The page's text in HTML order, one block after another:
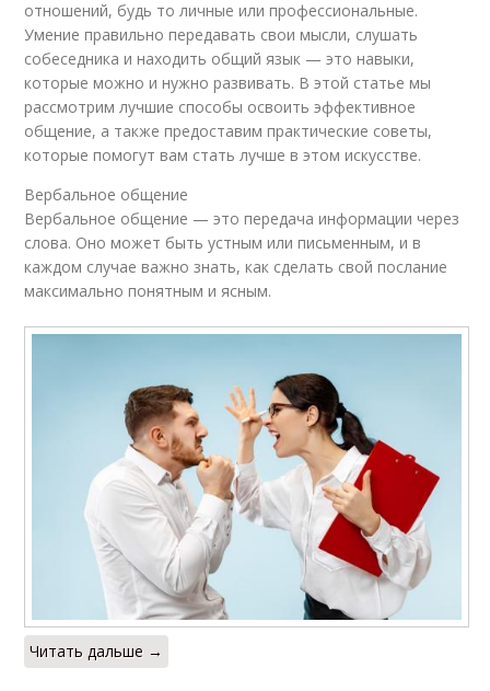
отношений, будь то личные или профессиональные.
Умение правильно передавать свои мысли, слушать
собеседника и находить общий язык — это навыки,
которые можно и нужно развивать. В этой статье мы
рассмотрим лучшие способы освоить эффективное
общение, а также предоставим практические советы,
которые помогут вам стать лучше в этом искусстве.
Вербальное общение
Вербальное общение — это передача информации через
слова. Оно может быть устным или письменным, и в
каждом случае важно знать, как сделать свой послание
максимально понятным и ясным.
Читать дальше →